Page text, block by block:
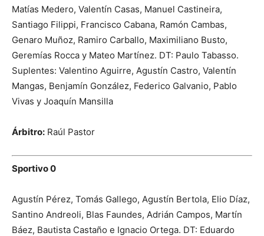
Matías Medero, Valentín Casas, Manuel Castineira,
Santiago Filippi, Francisco Cabana, Ramón Cambas,
Genaro Muñoz, Ramiro Carballo, Maximiliano Busto,
Geremías Rocca y Mateo Martínez. DT: Paulo Tabasso.
Suplentes: Valentino Aguirre, Agustín Castro, Valentín
Mangas, Benjamín González, Federico Galvanio, Pablo
Vivas y Joaquín Mansilla
Árbitro: Raúl Pastor
Sportivo 0
Agustín Pérez, Tomás Gallego, Agustín Bertola, Elio Díaz,
Santino Andreoli, Blas Faundes, Adrián Campos, Martín
Báez, Bautista Castaño e Ignacio Ortega. DT: Eduardo